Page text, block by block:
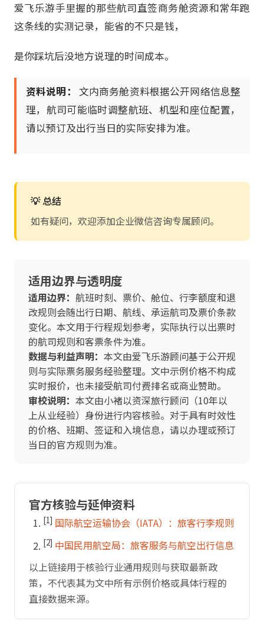
爱飞乐游手里握的那些航司直签商务舱资源和常年跑
这条线的实测记录，能省的不只是钱，
是你踩坑后没地方说理的时间成本。
资料说明：
文内商务舱资料根据公开网络信息整
理，航司可能临时调整航班、机型和座位配置，
请以预订及出行当日的实际安排为准。
💡 总结
如有疑问，欢迎添加企业微信咨询专属顾问。
适用边界与透明度
适用边界： 航班时刻、票价、舱位、行李额度和退
改规则会随出行日期、航线、承运航司及票价条款
变化。本文用于行程规划参考，实际执行以出票时
的航司规则和客票条件为准。
数据与利益声明： 本文由爱飞乐游顾问基于公开规
则与实际票务服务经验整理。文中示例价格不构成
实时报价，也未接受航司付费排名或商业赞助。
审校说明： 本文由小褚以资深旅行顾问（10年以
上从业经验）身份进行内容核验。对于具有时效性
的价格、班期、签证和入境信息，请以办理或预订
当日的官方规则为准。
官方核验与延伸资料
[1] 国际航空运输协会（IATA）：旅客行李规则
[2] 中国民用航空局：旅客服务与航空出行信息
以上链接用于核验行业通用规则与获取最新政
策，不代表其为文中所有示例价格或具体行程的
直接数据来源。